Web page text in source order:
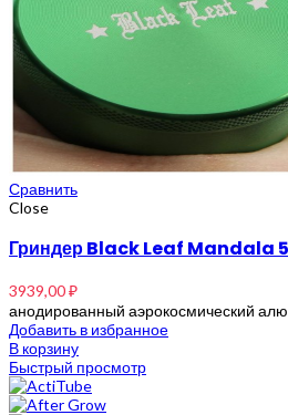
Сравнить
Close
Гриндер Black Leaf Mandala
3939,00₽
анодированный аэрокосмический
Добавить в избранное
В корзину
Быстрый просмотр